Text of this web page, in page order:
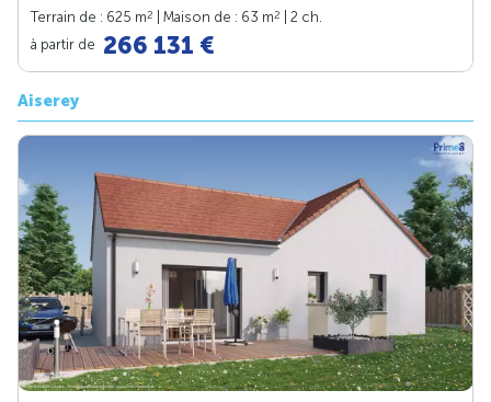
Terrain de : 625 m2 | Maison de : 63 m2
| 2 ch.
à partir de 266 131 €
Aiserey